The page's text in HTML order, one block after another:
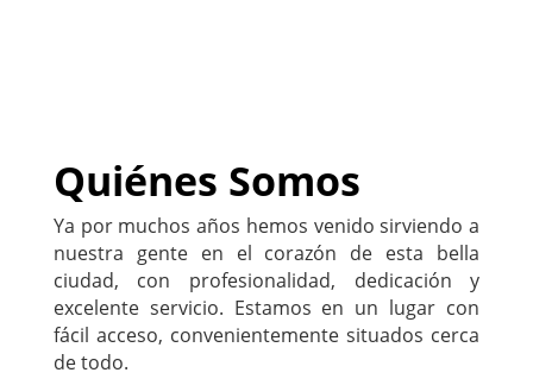
Quiénes Somos
Ya por muchos años hemos venido sirviendo a
nuestra gente en el corazón de esta bella
ciudad, con profesionalidad, dedicación y
excelente servicio. Estamos en un lugar con
fácil acceso, convenientemente situados cerca
de todo.